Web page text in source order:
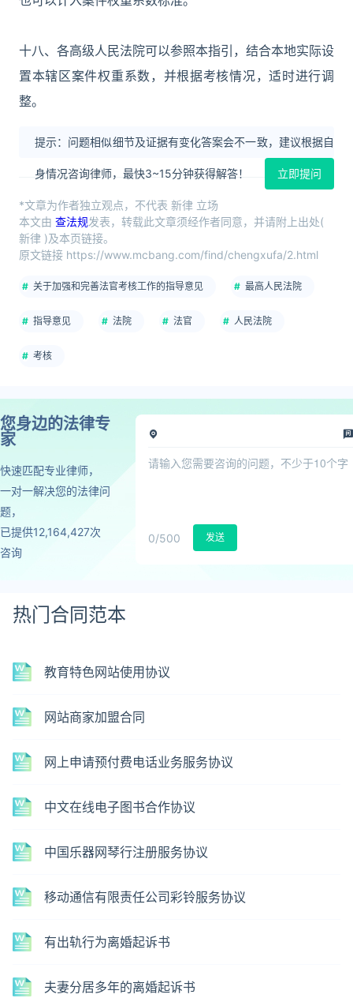
十八、各高级人民法院可以参照本指引，结合本地实际设
置本辖区案件权重系数，并根据考核情况，适时进行调
整。
提示：问题相似细节及证据有变化答案会不一致，建议根据自
身情况咨询律师，最快3~15分钟获得解答！ 立即提问
*文章为作者独立观点，不代表 新律 立场
本文由 查法规发表，转载此文章须经作者同意，并请附上出处(
新律 )及本页链接。
原文链接 https://www.mcbang.com/find/chengxufa/2.html
关于加强和完善法官考核工作的指导意见 最高人民法院
指导意见 法院 法官 人民法院
考核
您身边的法律专
家
快速匹配专业律师，
一对一解决您的法律问
题，
已提供12,164,427次
咨询
0/500 发送
热门合同范本
教育特色网站使用协议
网站商家加盟合同
网上申请预付费电话业务服务协议
中文在线电子图书合作协议
中国乐器网琴行注册服务协议
移动通信有限责任公司彩铃服务协议
有出轨行为离婚起诉书
夫妻分居多年的离婚起诉书